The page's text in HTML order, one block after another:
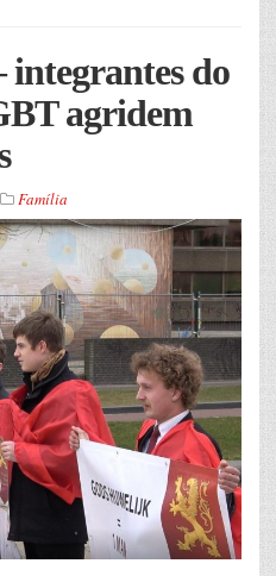
do
agridem
Família